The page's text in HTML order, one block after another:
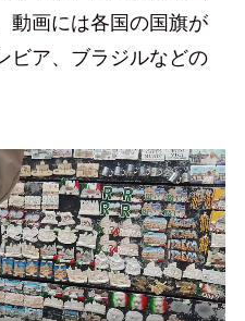
動画には各国の国旗が
ビア、ブラジルなどの